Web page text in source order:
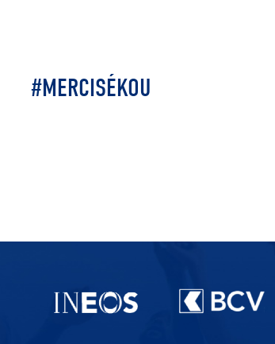
#MERCISÉKOU
Partenaires du lausanne-Sport